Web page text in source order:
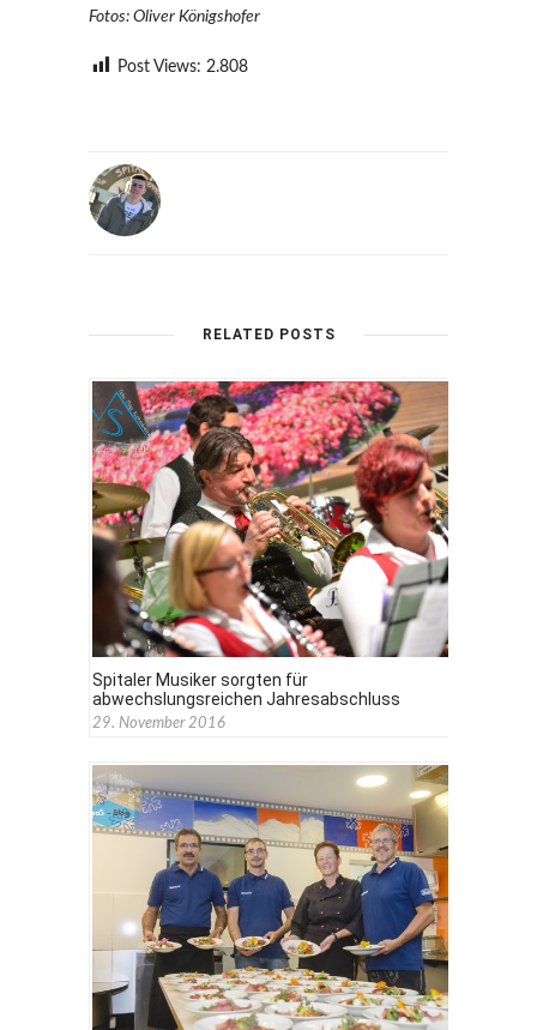
Fotos: Oliver Königshofer
Post Views: 2.808
RELATED POSTS
Spitaler Musiker sorgten für
abwechslungsreichen Jahresabschluss
29. November 2016